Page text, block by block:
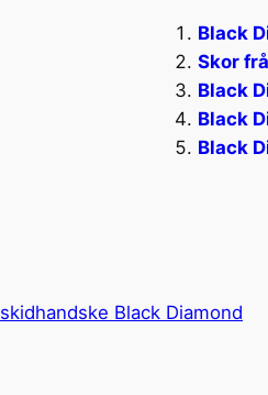
Black
Skor
Black
Black
Black
skidhandske Black Diamond